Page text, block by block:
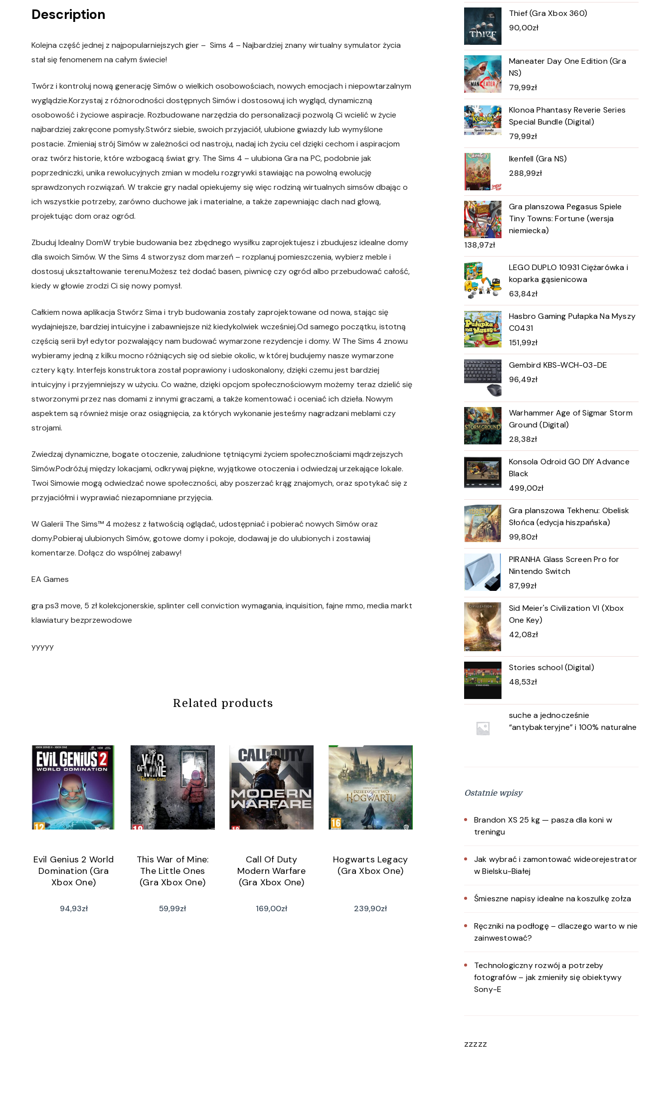
Description
Kolejna część jednej z najpopularniejszych gier – Sims 4 – Najbardziej znany wirtualny symulator życia
stał się fenomenem na całym świecie!
Twórz i kontroluj nową generację Simów o wielkich osobowościach, nowych emocjach i niepowtarzalnym
wyglądzie.Korzystaj z różnorodności dostępnych Simów i dostosowuj ich wygląd, dynamiczną
osobowość i życiowe aspiracje. Rozbudowane narzędzia do personalizacji pozwolą Ci wcielić w życie
najbardziej zakręcone pomysły.Stwórz siebie, swoich przyjaciół, ulubione gwiazdy lub wymyślone
postacie. Zmieniaj strój Simów w zależności od nastroju, nadaj ich życiu cel dzięki cechom i aspiracjom
oraz twórz historie, które wzbogacą świat gry. The Sims 4 – ulubiona Gra na PC, podobnie jak
poprzedniczki, unika rewolucyjnych zmian w modelu rozgrywki stawiając na powolną ewolucję
sprawdzonych rozwiązań. W trakcie gry nadal opiekujemy się więc rodziną wirtualnych simsów dbając o
ich wszystkie potrzeby, zarówno duchowe jak i materialne, a także zapewniając dach nad głową,
projektując dom oraz ogród.
Zbuduj Idealny DomW trybie budowania bez zbędnego wysiłku zaprojektujesz i zbudujesz idealne domy
dla swoich Simów. W the Sims 4 stworzysz dom marzeń – rozplanuj pomieszczenia, wybierz meble i
dostosuj ukształtowanie terenu.Możesz też dodać basen, piwnicę czy ogród albo przebudować całość,
kiedy w głowie zrodzi Ci się nowy pomysł.
Całkiem nowa aplikacja Stwórz Sima i tryb budowania zostały zaprojektowane od nowa, stając się
wydajniejsze, bardziej intuicyjne i zabawniejsze niż kiedykolwiek wcześniej.Od samego początku, istotną
częścią serii był edytor pozwalający nam budować wymarzone rezydencje i domy. W The Sims 4 znowu
wybieramy jedną z kilku mocno różniących się od siebie okolic, w której budujemy nasze wymarzone
cztery kąty. Interfejs konstruktora został poprawiony i udoskonalony, dzięki czemu jest bardziej
intuicyjny i przyjemniejszy w użyciu. Co ważne, dzięki opcjom społecznościowym możemy teraz dzielić się
stworzonymi przez nas domami z innymi graczami, a także komentować i oceniać ich dzieła. Nowym
aspektem są również misje oraz osiągnięcia, za których wykonanie jesteśmy nagradzani meblami czy
strojami.
Zwiedzaj dynamiczne, bogate otoczenie, zaludnione tętniącymi życiem społecznościami mądrzejszych
Simów.Podróżuj między lokacjami, odkrywaj piękne, wyjątkowe otoczenia i odwiedzaj urzekające lokale.
Twoi Simowie mogą odwiedzać nowe społeczności, aby poszerzać krąg znajomych, oraz spotykać się z
przyjaciółmi i wyprawiać niezapomniane przyjęcia.
W Galerii The Sims™ 4 możesz z łatwością oglądać, udostępniać i pobierać nowych Simów oraz
domy.Pobieraj ulubionych Simów, gotowe domy i pokoje, dodawaj je do ulubionych i zostawiaj
komentarze. Dołącz do wspólnej zabawy!
EA Games
gra ps3 move, 5 zł kolekcjonerskie, splinter cell conviction wymagania, inquisition, fajne mmo, media markt
klawiatury bezprzewodowe
yyyyy
Related products
Evil Genius 2 World
Domination (Gra
Xbox One)
94,93zł
This War of Mine:
The Little Ones
(Gra Xbox One)
59,99zł
Call Of Duty
Modern Warfare
(Gra Xbox One)
169,00zł
Hogwarts Legacy
(Gra Xbox One)
239,90zł
Thief (Gra Xbox 360)
90,00zł
Maneater Day One Edition (Gra
NS)
79,99zł
Klonoa Phantasy Reverie Series
Special Bundle (Digital)
79,99zł
Ikenfell (Gra NS)
288,99zł
Gra planszowa Pegasus Spiele
Tiny Towns: Fortune (wersja
niemiecka)
138,97zł
LEGO DUPLO 10931 Ciężarówka i
koparka gąsienicowa
63,84zł
Hasbro Gaming Pułapka Na Myszy
C0431
151,99zł
Gembird KBS-WCH-03-DE
96,49zł
Warhammer Age of Sigmar Storm
Ground (Digital)
28,38zł
Konsola Odroid GO DIY Advance
Black
499,00zł
Gra planszowa Tekhenu: Obelisk
Słońca (edycja hiszpańska)
99,80zł
PIRANHA Glass Screen Pro for
Nintendo Switch
87,99zł
Sid Meier's Civilization VI (Xbox
One Key)
42,08zł
Stories school (Digital)
48,53zł
suche a jednocześnie
“antybakteryjne” i 100% naturalne
Ostatnie wpisy
Brandon XS 25 kg — pasza dla koni w
treningu
Jak wybrać i zamontować wideorejestrator
w Bielsku-Białej
Śmieszne napisy idealne na koszulkę zołza
Ręczniki na podłogę – dlaczego warto w nie
zainwestować?
Technologiczny rozwój a potrzeby
fotografów – jak zmieniły się obiektywy
Sony-E
zzzzz